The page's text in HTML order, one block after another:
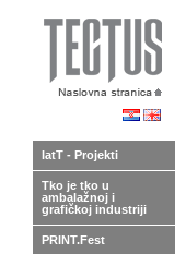
IatT - Projekti
Tko je tko u
ambalažnoj i
grafičkoj industriji
PRINT.Fest